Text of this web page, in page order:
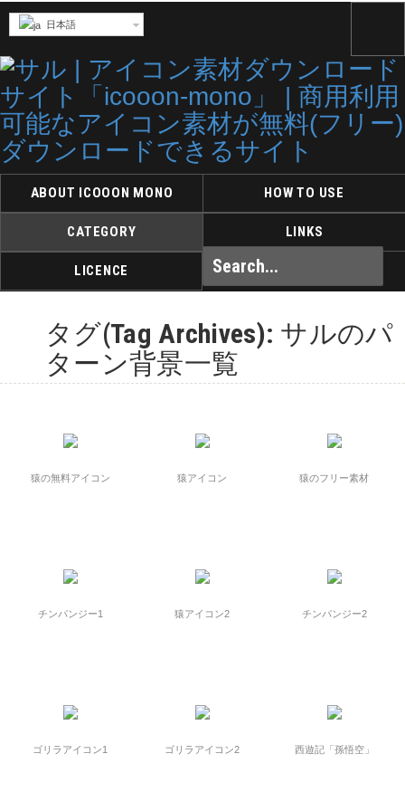
ABOUT ICOOON MONO HOW TO USE
CATEGORY LINKS
LICENCE
日本語
タグ(Tag Archives): サルのパ
ターン背景一覧
猿の無料アイコン 猿アイコン 猿のフリー素材
チンパンジー1 猿アイコン2 チンパンジー2
ゴリラアイコン1 ゴリラアイコン2 西遊記「孫悟空」